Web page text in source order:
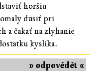
horšiu
dusiť pri
a čakať na zlyhanie
kyslíka.
» odpovědět «